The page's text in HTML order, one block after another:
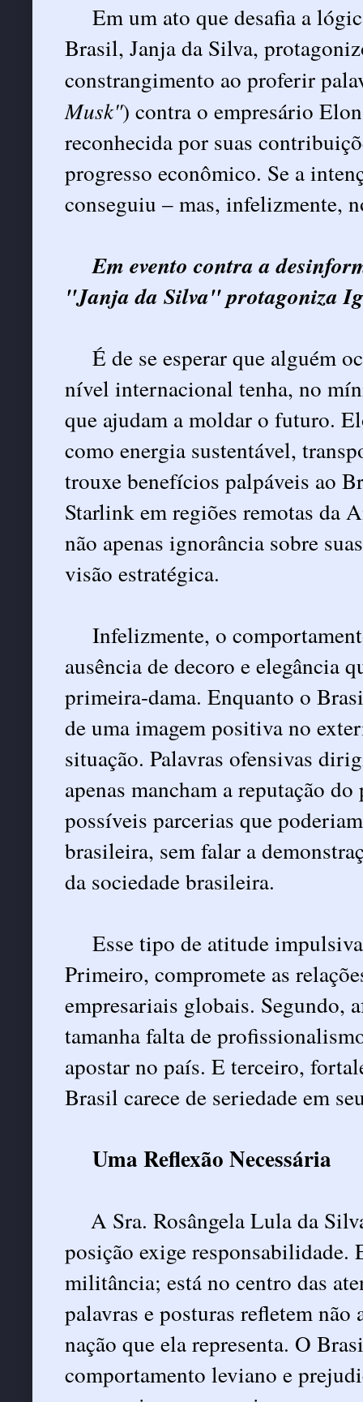
Em um ato que desafia a
Brasil, Janja da Silva,
constrangimento ao proferir
Musk") contra o empresário
reconhecida por suas
progresso econômico. Se a
conseguiu – mas, infelizmente,
Em evento contra a
"Janja da Silva" protagoniza
É de se esperar que alguém
nível internacional tenha, no
que ajudam a moldar o futuro.
como energia sustentável,
trouxe benefícios palpáveis ao
Starlink em regiões remotas da
não apenas ignorância sobre
visão estratégica.
Infelizmente, o
ausência de decoro e elegância
primeira-dama. Enquanto o
de uma imagem positiva no
situação. Palavras ofensivas
apenas mancham a reputação
possíveis parcerias que
brasileira, sem falar a
da sociedade brasileira.
Esse tipo de atitude
Primeiro, compromete as
empresariais globais. Segundo,
tamanha falta de
apostar no país. E terceiro,
Brasil carece de seriedade em
Uma Reflexão Necessária
A Sra. Rosângela Lula da
posição exige responsabilidade.
militância; está no centro das
palavras e posturas refletem não
nação que ela representa. O
comportamento leviano e